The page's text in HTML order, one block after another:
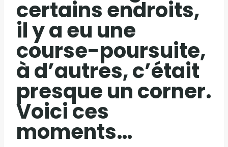
certains endroits,
il y a eu une
course-poursuite,
à d’autres, c’était
presque un corner.
Voici ces
moments…